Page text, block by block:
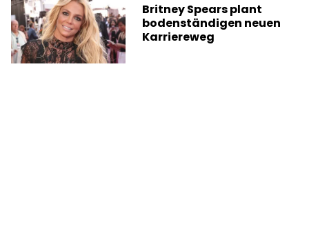
Britney Spears plant
bodenständigen neuen
Karriereweg